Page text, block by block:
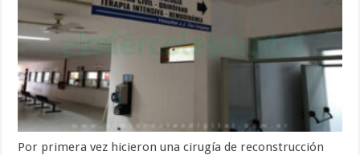
Por primera vez hicieron una cirugía de reconstrucción